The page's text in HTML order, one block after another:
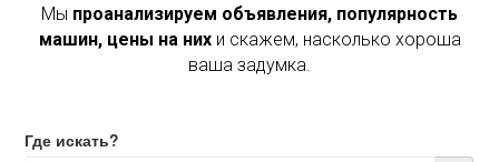
Мы проанализируем объявления, популярность
машин, цены на нихи скажем, насколько хороша
ваша задумка.
Где искать?